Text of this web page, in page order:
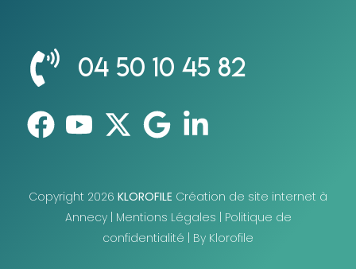
04 50 10 45 82
Copyright 2026 KLOROFILE Création de site internet à
Annecy | Mentions Légales
Politique de
confidentialité
By Klorofile